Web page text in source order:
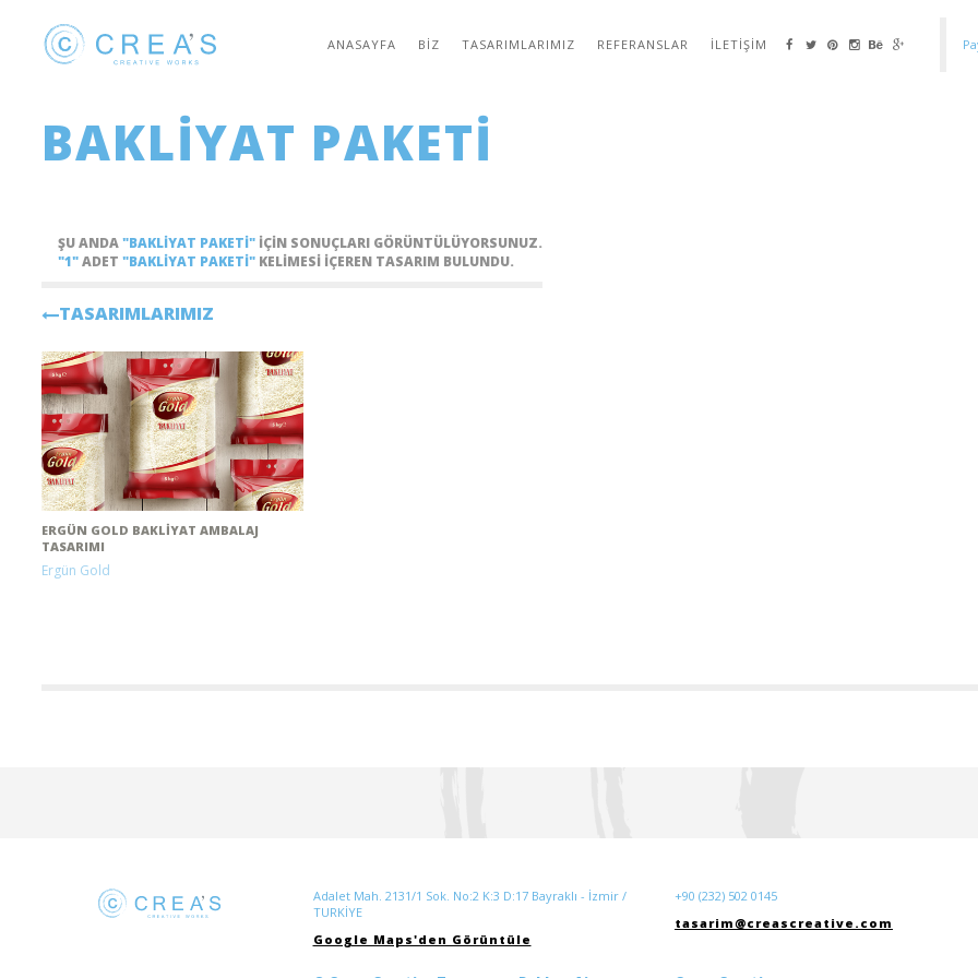
ANASAYFA BIZ TASARIMLARIMIZ REFERANSLAR İLETIŞIM
BAKLIYAT PAKETI
ŞU ANDA"BAKLIYAT PAKETI"IÇIN SONUÇLARI GÖRÜNTÜLÜYORSUNUZ.
"1"ADET "BAKLIYAT PAKETI"KELIMESI IÇEREN TASARIM BULUNDU.
TASARIMLARIMIZ
ERGÜN GOLD BAKLIYAT AMBALAJ
TASARIMI
Ergün Gold
Adalet Mah. 2131/1 Sok. No:2 K:3 D:17 Bayraklı - İzmir /
TURKİYE
Google Maps'den Görüntüle
+90 (232) 502 0145
tasarim@creascreative.com